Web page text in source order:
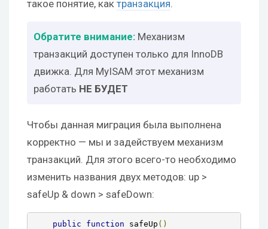
такое понятие, как транзакция.
Механизм
транзакций доступен только для InnoDB
движка. Для MyISAM этот механизм
работать НЕ БУДЕТ
Чтобы данная миграция была выполнена
корректно — мы и задействуем механизм
транзакций. Для этого всего-то необходимо
изменить названия двух методов: up >
safeUp & down > safeDown:
public function safeUp ()